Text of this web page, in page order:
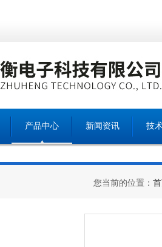
产品中心 新闻资讯 技
您当前的位置：